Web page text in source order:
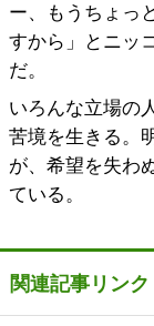
ー、もうちょっ
すから」とニッ
だ。
いろんな立場の
苦境を生きる。
が、希望を失わ
ている。
関連記事リンク